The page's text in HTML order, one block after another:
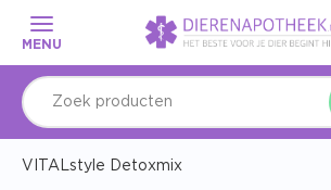
MENU
VITALstyle Detoxmix